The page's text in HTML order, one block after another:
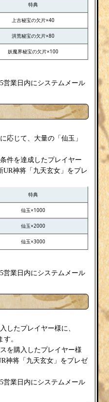
特典
上古秘宝の欠片×40
洪荒秘宝の欠片×80
妖魔界秘宝の欠片×100
営業日内にシステムメール
応じて、大量の「仙玉」
件を達成したプレイヤー
UR神将「九天玄女」をプレ
特典
仙玉×1000
仙玉×2000
仙玉×3000
営業日内にシステムメール
したプレイヤー様に、
す。
を購入したプレイヤー様
神将「九天玄女」をプレゼ
営業日内にシステムメール